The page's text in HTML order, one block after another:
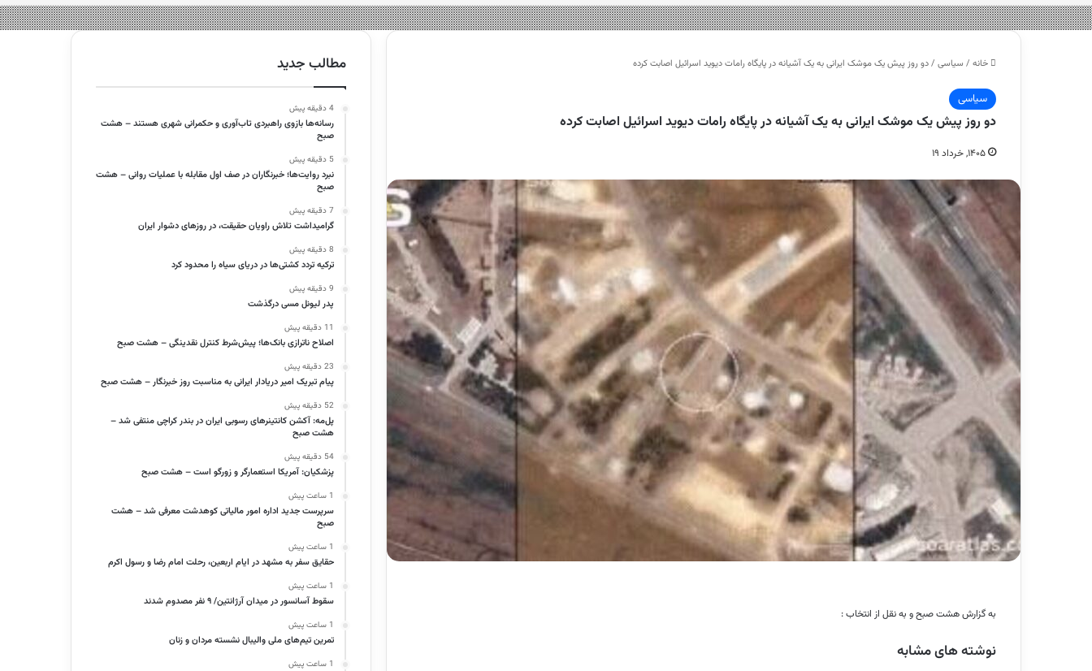
خانه / سیاسی /دو روز پیش یک موشک ایرانی به یک آشیانه در پایگاه رامات دیوید اسرائیل اصابت کرده
سیاسی
دو روز پیش یک موشک ایرانی به یک آشیانه در پایگاه رامات دیوید اسرائیل اصابت کرده
۱۴۰۵, خرداد ۱۹
به گزارش هشت صبح و به نقل از انتخاب :
نوشته های مشابه
مطالب جدید
4 دقیقه پیش
رسانه‌ها بازوی راهبردی تاب‌آوری و حکمرانی شهری هستند – هشت
صبح
5 دقیقه پیش
نبرد روایت‌ها؛ خبرنگاران در صف اول مقابله با عملیات روانی – هشت
صبح
7 دقیقه پیش
گرامیداشت تلاش راویان حقیقت، در روزهای دشوار ایران
8 دقیقه پیش
ترکیه تردد کشتی‌ها در دریای سیاه را محدود کرد
9 دقیقه پیش
پدر لیونل مسی درگذشت
11 دقیقه پیش
اصلاح ناترازی بانک‌ها؛ پیش‌شرط کنترل نقدینگی – هشت صبح
23 دقیقه پیش
پیام تبریک امیر دریادار ایرانی به مناسبت روز خبرنگار – هشت صبح
52 دقیقه پیش
پل‌مه: آکشن کانتینرهای رسوبی ایران در بندر کراچی منتفی شد –
هشت صبح
54 دقیقه پیش
پزشکیان: آمریکا استعمارگر و زورگو است – هشت صبح
1 ساعت پیش
سرپرست جدید اداره امور مالیاتی کوهدشت معرفی شد – هشت
صبح
1 ساعت پیش
حقایق سفر به مشهد در ایام اربعین، رحلت امام رضا و رسول اکرم
1 ساعت پیش
سقوط آسانسور در میدان آرژانتین/ ۹ نفر مصدوم شدند
1 ساعت پیش
تمرین تیم‌های ملی والیبال نشسته مردان و زنان
1 ساعت پیش